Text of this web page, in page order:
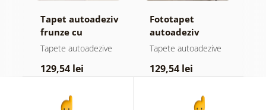
Tapet autoadeziv
frunze cu
atingere
Tapete autoadezive
129,54 lei
Fototapet
autoadeziv
pădure în ceață
Tapete autoadezive
129,54 lei